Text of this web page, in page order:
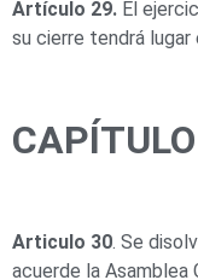
Artículo 29. El
su cierre tendrá lugar
Articulo 30. Se
acuerde la Asamblea